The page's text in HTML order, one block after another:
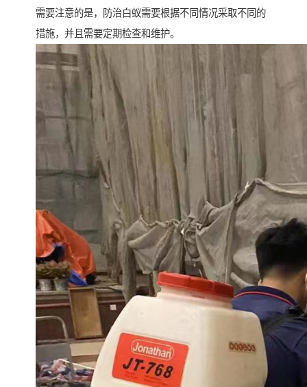
需要注意的是，防治白蚁需要根据不同情况采取不同的
措施，并且需要定期检查和维护。